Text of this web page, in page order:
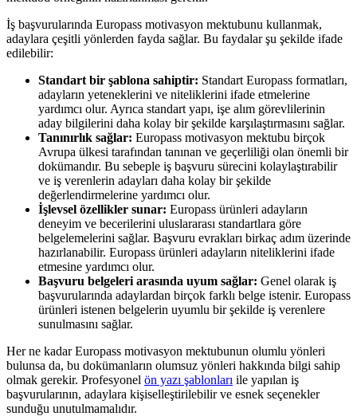
İş başvurularında Europass motivasyon mektubunu kullanmak,
adaylara çeşitli yönlerden fayda sağlar. Bu faydalar şu şekilde ifade
edilebilir:
Standart bir şablona sahiptir: Standart Europass formatları,
adayların yeteneklerini ve niteliklerini ifade etmelerine
yardımcı olur. Ayrıca standart yapı, işe alım görevlilerinin
aday bilgilerini daha kolay bir şekilde karşılaştırmasını sağlar.
Tanınırlık sağlar: Europass motivasyon mektubu birçok
Avrupa ülkesi tarafından tanınan ve geçerliliği olan önemli bir
dokümandır. Bu sebeple iş başvuru sürecini kolaylaştırabilir
ve iş verenlerin adayları daha kolay bir şekilde
değerlendirmelerine yardımcı olur.
İşlevsel özellikler sunar: Europass ürünleri adayların
deneyim ve becerilerini uluslararası standartlara göre
belgelemelerini sağlar. Başvuru evrakları birkaç adım üzerinde
hazırlanabilir. Europass ürünleri adayların niteliklerini ifade
etmesine yardımcı olur.
Başvuru belgeleri arasında uyum sağlar: Genel olarak iş
başvurularında adaylardan birçok farklı belge istenir. Europass
ürünleri istenen belgelerin uyumlu bir şekilde iş verenlere
sunulmasını sağlar.
Her ne kadar Europass motivasyon mektubunun olumlu yönleri
bulunsa da, bu dokümanların olumsuz yönleri hakkında bilgi sahip
olmak gerekir. Profesyonel ön yazı şablonları ile yapılan iş
başvurularının, adaylara kişiselleştirilebilir ve esnek seçenekler
sunduğu unutulmamalıdır.